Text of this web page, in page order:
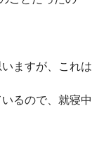
ますが、これは
るので、就寝中